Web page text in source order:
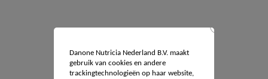
Danone Nutricia Nederland B.V. maakt
gebruik van cookies en andere
trackingtechnologieën op haar website,